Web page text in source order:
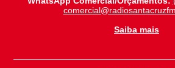
Saiba mais